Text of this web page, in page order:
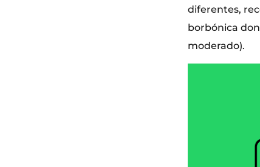
diferentes,
borbónica
moderado).